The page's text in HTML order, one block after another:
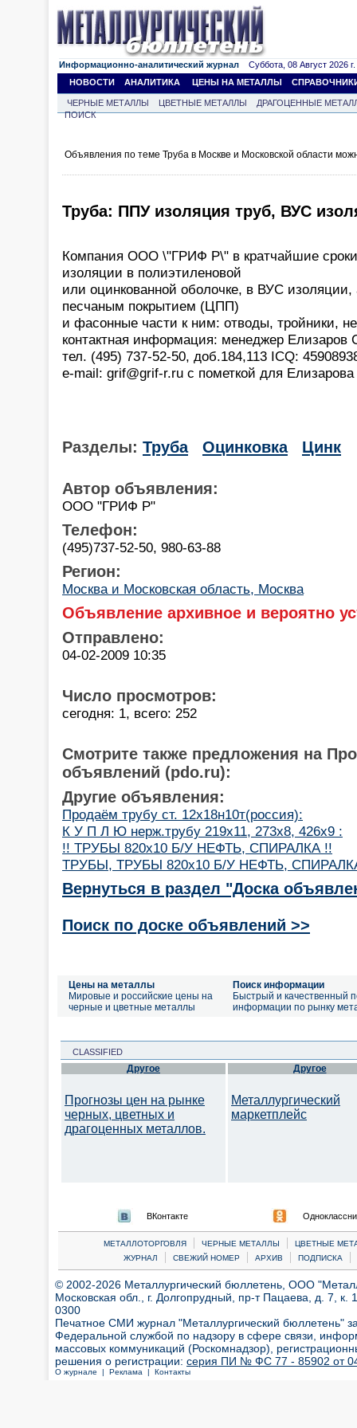
Информационно-аналитический журнал Суббота, 08 Август 2026 г.
НОВОСТИ
АНАЛИТИКА ЦЕНЫ НА МЕТАЛЛЫ
ЧЕРНЫЕ МЕТАЛЛЫ ЦВЕТНЫЕ МЕТАЛЛЫ
ДРАГОЦЕННЫЕ
ПОИСК
Объявления по теме Труба в Москве и Московской области
Труба: ППУ изоляция труб, ВУС
Компания ООО \"ГРИФ Р\" в кратчайшие сроки
изоляции в полиэтиленовой
или оцинкованной оболочке, в ВУС
песчаным покрытием (ЦПП)
и фасонные части к ним: отводы, тройники,
контактная информация: менеджер Елизаров
тел. (495) 737-52-50, доб.184,113 ICQ:
e-mail: grif@grif-r.ru с пометкой для Елизарова
Разделы: Труба Оцинковка Цинк
Автор объявления:
ООО "ГРИФ Р"
Телефон:
(495)737-52-50, 980-63-88
Регион:
Москва и Московская область, Москва
Объявление архивное и вероятно
Отправлено:
04-02-2009 10:35
Число просмотров:
сегодня: 1, всего: 252
Смотрите также предложения на
объявлений (pdo.ru):
Другие объявления:
Продаём трубу ст. 12х18н10т(россия):
К У П Л Ю нерж.трубу 219х11, 273х8, 426х9 :
!! ТРУБЫ 820х10 Б/У НЕФТЬ, СПИРАЛКА !!
ТРУБЫ, ТРУБЫ 820х10 Б/У НЕФТЬ,
Вернуться в раздел "Доска
Поиск по доске объявлений >>
Цены на металлы
Мировые и российские цены на
черные и цветные металлы
Поиск информации
Быстрый и качественный
информации по рынку
CLASSIFIED
Другое
Прогнозы цен на рынке
черных, цветных и
драгоценных металлов.
Другое
Металлургический
маркетплейс
ВКонтакте
МЕТАЛЛОТОРГОВЛЯ | ЧЕРНЫЕ МЕТАЛЛЫ |
ЦВЕТНЫЕ
ЖУРНАЛ
| СВЕЖИЙ НОМЕР | АРХИВ | ПОДПИСКА |
© 2002-2026 Металлургический бюллетень, ООО
Московская обл., г. Долгопрудный, пр-т Пацаева, д. 7,
0300
Печатное СМИ журнал "Металлургический бюллетень"
Федеральной службой по надзору в сфере связи,
массовых коммуникаций (Роскомнадзор),
решения о регистрации: серия ПИ № ФС 77 - 85902 от 04
О журнале | Реклама | Контакты